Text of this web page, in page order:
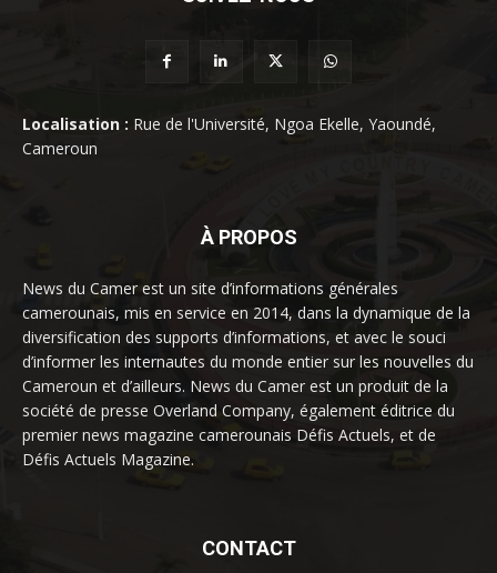
Localisation : Rue de l'Université, Ngoa Ekelle, Yaoundé,
Cameroun
À PROPOS
News du Camer est un site d’informations générales
camerounais, mis en service en 2014, dans la dynamique de la
diversification des supports d’informations, et avec le souci
d’informer les internautes du monde entier sur les nouvelles du
Cameroun et d’ailleurs. News du Camer est un produit de la
société de presse Overland Company, également éditrice du
premier news magazine camerounais Défis Actuels, et de
Défis Actuels Magazine.
CONTACT